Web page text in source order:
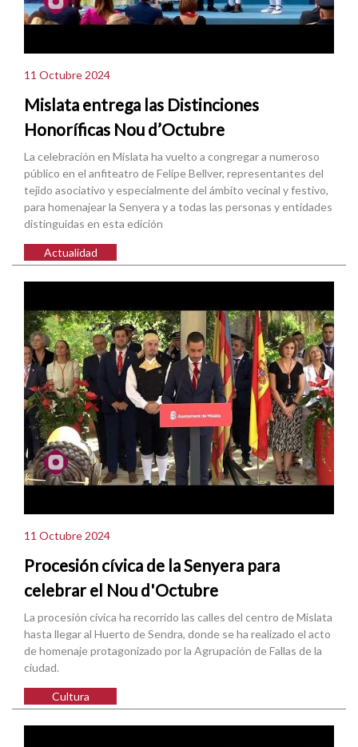
11 Octubre 2024
Mislata entrega las Distinciones
Honoríficas Nou d’Octubre
La celebración en Mislata ha vuelto a congregar a numeroso
público en el anfiteatro de Felipe Bellver, representantes del
tejido asociativo y especialmente del ámbito vecinal y festivo,
para homenajear la Senyera y a todas las personas y entidades
distinguidas en esta edición
Actualidad
11 Octubre 2024
Procesión cívica de la Senyera para
celebrar el Nou d'Octubre
La procesión cívica ha recorrido las calles del centro de Mislata
hasta llegar al Huerto de Sendra, donde se ha realizado el acto
de homenaje protagonizado por la Agrupación de Fallas de la
ciudad.
Cultura